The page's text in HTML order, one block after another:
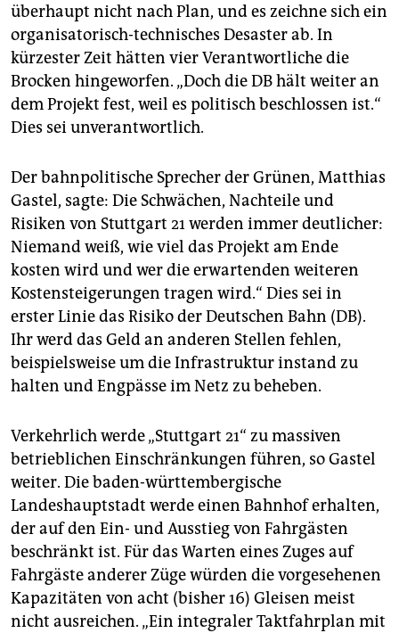
überhaupt nicht nach Plan, und es zeichne sich ein
organisatorisch-technisches Desaster ab. In
kürzester Zeit hätten vier Verantwortliche die
Brocken hingeworfen. „Doch die DB hält weiter an
dem Projekt fest, weil es politisch beschlossen ist.“
Dies sei unverantwortlich.
Der bahnpolitische Sprecher der Grünen, Matthias
Gastel, sagte: Die Schwächen, Nachteile und
Risiken von Stuttgart 21 werden immer deutlicher:
Niemand weiß, wie viel das Projekt am Ende
kosten wird und wer die erwartenden weiteren
Kostensteigerungen tragen wird.“ Dies sei in
erster Linie das Risiko der Deutschen Bahn (DB).
Ihr werd das Geld an anderen Stellen fehlen,
beispielsweise um die Infrastruktur instand zu
halten und Engpässe im Netz zu beheben.
Verkehrlich werde „Stuttgart 21“ zu massiven
betrieblichen Einschränkungen führen, so Gastel
weiter. Die baden-württembergische
Landeshauptstadt werde einen Bahnhof erhalten,
der auf den Ein- und Ausstieg von Fahrgästen
beschränkt ist. Für das Warten eines Zuges auf
Fahrgäste anderer Züge würden die vorgesehenen
Kapazitäten von acht (bisher 16) Gleisen meist
nicht ausreichen. „Ein integraler Taktfahrplan mit